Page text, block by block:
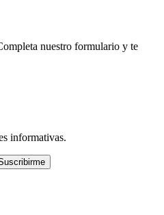
nuestro formulario y te
informativas.